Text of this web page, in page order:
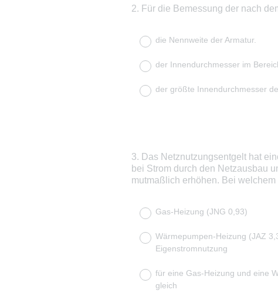
Question
2. Für die Bemessung der nach
die Nennweite der Armatur.
der Innendurchmesser im
der größte Innendurchmesser
Question
Title
3. Das Netznutzungsentgelt hat
bei Strom durch den Netzausbau
mutmaßlich erhöhen. Bei
Gas-Heizung (JNG 0,93)
Wärmepumpen-Heizung (JAZ
Eigenstromnutzung
für eine Gas-Heizung und eine
gleich